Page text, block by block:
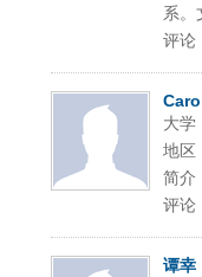
系。
评论
大学
地区
简介
评论
谭幸